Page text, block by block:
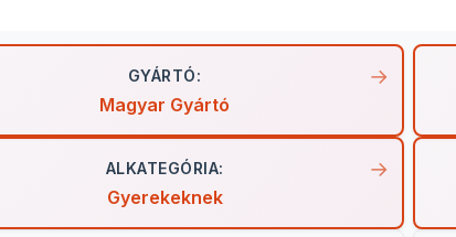
GYÁRTÓ:
Magyar Gyártó
ALKATEGÓRIA:
Gyerekeknek